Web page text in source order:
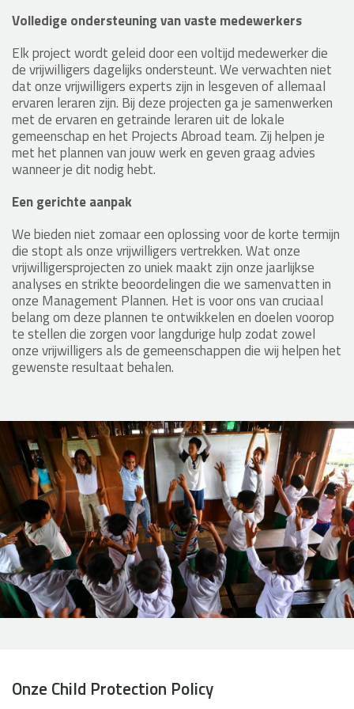
Volledige ondersteuning van vaste medewerkers
Elk project wordt geleid door een voltijd medewerker die
de vrijwilligers dagelijks ondersteunt. We verwachten niet
dat onze vrijwilligers experts zijn in lesgeven of allemaal
ervaren leraren zijn. Bij deze projecten ga je samenwerken
met de ervaren en getrainde leraren uit de lokale
gemeenschap en het Projects Abroad team. Zij helpen je
met het plannen van jouw werk en geven graag advies
wanneer je dit nodig hebt.
Een gerichte aanpak
We bieden niet zomaar een oplossing voor de korte termijn
die stopt als onze vrijwilligers vertrekken. Wat onze
vrijwilligersprojecten zo uniek maakt zijn onze jaarlijkse
analyses en strikte beoordelingen die we samenvatten in
onze Management Plannen. Het is voor ons van cruciaal
belang om deze plannen te ontwikkelen en doelen voorop
te stellen die zorgen voor langdurige hulp zodat zowel
onze vrijwilligers als de gemeenschappen die wij helpen het
gewenste resultaat behalen.
Onze Child Protection Policy